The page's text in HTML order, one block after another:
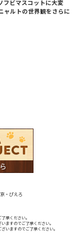
フビマスコットに大変
ャルトの世界観をさらに
・ぴえろ
承ください。
ますのでご了承ください。
いますのでご了承ください。